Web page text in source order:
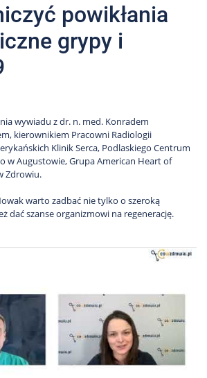
powikłania
grypy i
wywiadu z dr. n. med. Konradem
kierownikiem Pracowni Radiologii
Klinik Serca, Podlaskiego Centrum
w Augustowie, Grupa American Heart of
Zdrowiu.
warto zadbać nie tylko o szeroką
dać szanse organizmowi na regenerację.